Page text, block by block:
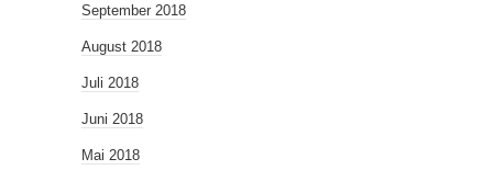
September 2018
August 2018
Juli 2018
Juni 2018
Mai 2018